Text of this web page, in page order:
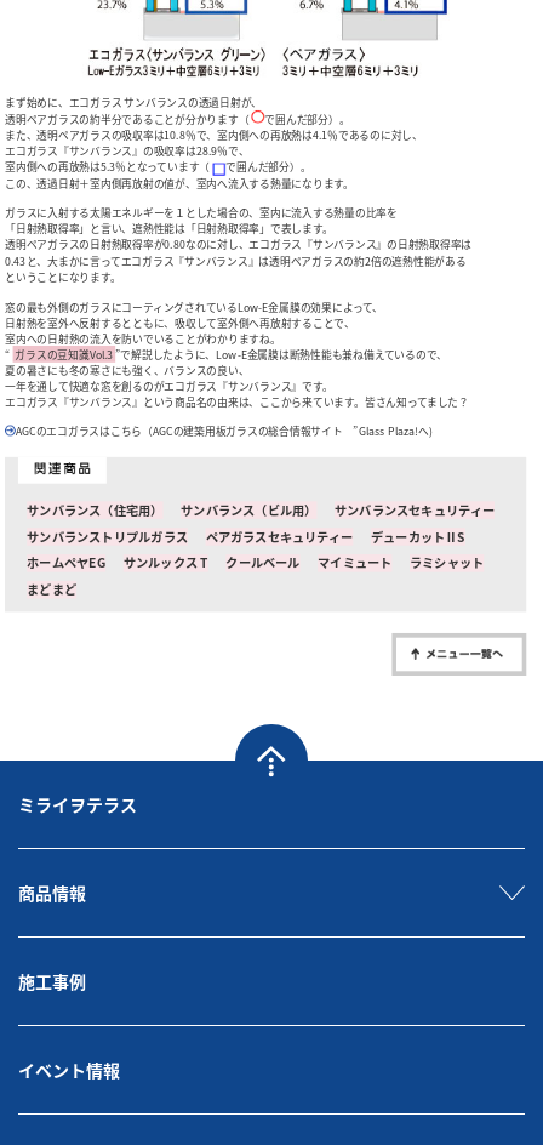
ミライヲテラス
商品情報
施工事例
イベント情報